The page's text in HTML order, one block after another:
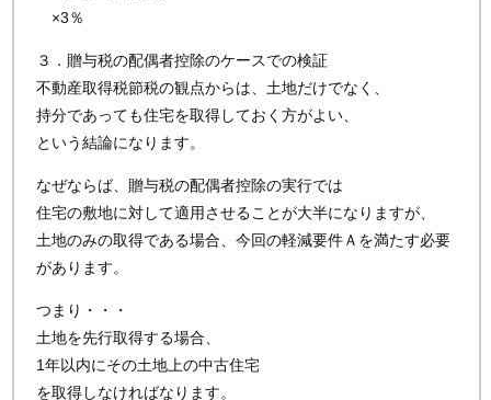
×3％
３．贈与税の配偶者控除のケースでの検証
不動産取得税節税の観点からは、土地だけでなく、
持分であっても住宅を取得しておく方がよい、
という結論になります。
なぜならば、贈与税の配偶者控除の実行では
住宅の敷地に対して適用させることが大半になりますが、
土地のみの取得である場合、今回の軽減要件Ａを満たす必要
があります。
つまり・・・
土地を先行取得する場合、
1年以内にその土地上の中古住宅
を取得しなければなります。